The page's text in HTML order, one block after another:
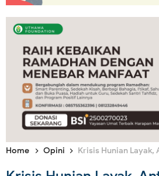
Home Opini Krisis Hunian Layak, Antara